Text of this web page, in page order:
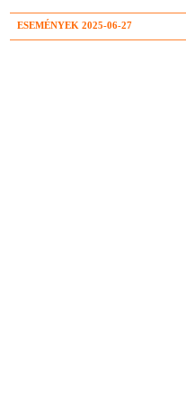
ESEMÉNYEK 2025-06-27